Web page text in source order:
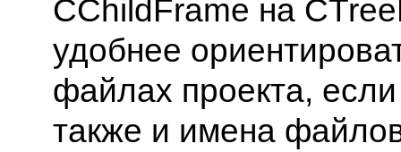
CChildFrame на
удобнее
файлах проекта,
также и имена